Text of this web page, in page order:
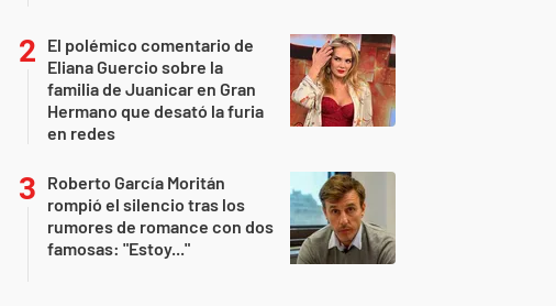
El polémico comentario de
Eliana Guercio sobre la
familia de Juanicar en Gran
Hermano que desató la furia
en redes
Roberto García Moritán
rompió el silencio tras los
rumores de romance con dos
famosas: "Estoy..."